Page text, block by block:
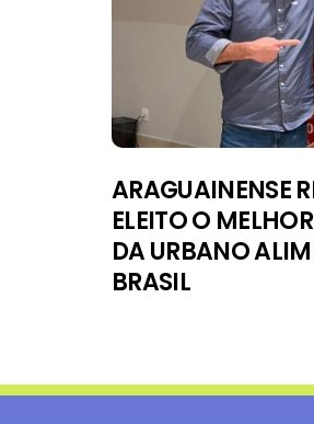
ARAGUAINENSE
ELEITO O
DA URBANO
BRASIL